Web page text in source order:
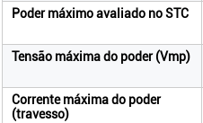
Poder máximo avaliado no STC
Tensão máxima do poder (Vmp)
Corrente máxima do poder
(travesso)